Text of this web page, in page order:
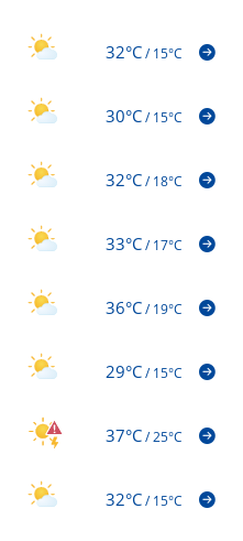
32°C/15°C
30°C/15°C
32°C/18°C
33°C/17°C
36°C/19°C
29°C/15°C
37°C/25°C
32°C/15°C